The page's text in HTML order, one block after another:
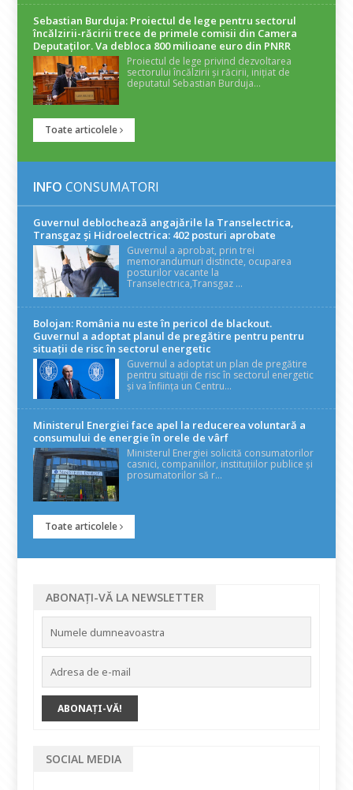
Sebastian Burduja: Proiectul de lege pentru sectorul
încălzirii-răcirii trece de primele comisii din Camera
Deputaților. Va debloca 800 milioane euro din PNRR
Proiectul de lege privind dezvoltarea
sectorului încălzirii și răcirii, inițiat de
deputatul Sebastian Burduja...
Toate articolele
INFO CONSUMATORI
Guvernul deblochează angajările la Transelectrica,
Transgaz și Hidroelectrica: 402 posturi aprobate
Guvernul a aprobat, prin trei
memorandumuri distincte, ocuparea
posturilor vacante la
Transelectrica,Transgaz ...
Bolojan: România nu este în pericol de blackout.
Guvernul a adoptat planul de pregătire pentru pentru
situații de risc în sectorul energetic
Guvernul a adoptat un plan de pregătire
pentru situații de risc în sectorul energetic
și va înființa un Centru...
Ministerul Energiei face apel la reducerea voluntară a
consumului de energie în orele de vârf
Ministerul Energiei solicită consumatorilor
casnici, companiilor, instituțiilor publice și
prosumatorilor să r...
Toate articolele
ABONAȚI-VĂ LA NEWSLETTER
SOCIAL MEDIA